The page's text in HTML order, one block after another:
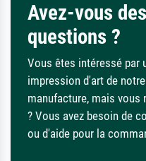
Avez-vous des
questions ?
Vous êtes intéressé par
impression d'art de notre
manufacture, mais vous
? Vous avez besoin de
ou d'aide pour la